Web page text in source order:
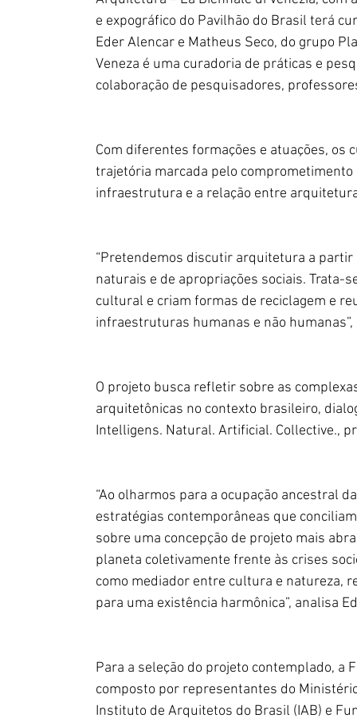
e expográfico do Pavilhão do Brasil terá
Eder Alencar e Matheus Seco, do grupo
Veneza é uma curadoria de práticas e
colaboração de pesquisadores,
Com diferentes formações e atuações,
trajetória marcada pelo
infraestrutura e a relação entre
“Pretendemos discutir arquitetura a
naturais e de apropriações sociais. Trata-
cultural e criam formas de reciclagem e
infraestruturas humanas e não
O projeto busca refletir sobre as
arquitetônicas no contexto brasileiro,
Intelligens. Natural. Artificial. Collective.,
“Ao olharmos para a ocupação ancestral
estratégias contemporâneas que
sobre uma concepção de projeto mais
planeta coletivamente frente às crises
como mediador entre cultura e natureza,
para uma existência harmônica”, analisa
Para a seleção do projeto contemplado, a
composto por representantes do
Instituto de Arquitetos do Brasil (IAB) e